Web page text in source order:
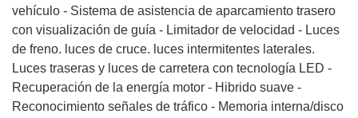
vehículo - Sistema de asistencia de aparcamiento trasero
con visualización de guía - Limitador de velocidad - Luces
de freno. luces de cruce. luces intermitentes laterales.
Luces traseras y luces de carretera con tecnología LED -
Recuperación de la energía motor - Hibrido suave -
Reconocimiento señales de tráfico - Memoria interna/disco